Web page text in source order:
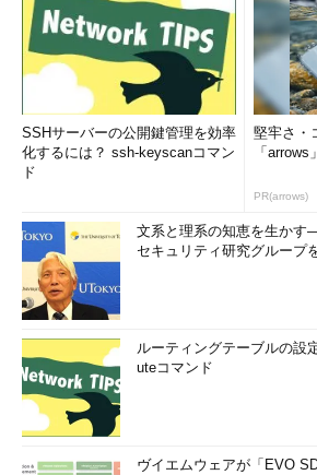
SSHサーバーの公開鍵管理を効率
化するには？ ssh-keyscanコマン
ド
堅牢さ・
「arrows
PR(arrows)
文系と理系の知恵を生か
セキュリティ研究グループ
ルーティングテーブルの設
uteコマンド
ヴイエムウェアが「EVO